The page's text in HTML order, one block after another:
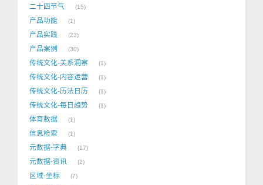
二十四节气 15
产品功能 1
产品实践 23
产品案例 30
传统文化-关系洞察 1
传统文化-内容运营 1
传统文化-历法日历 1
传统文化-每日趋势 1
体育数据 1
信息检索 1
元数据-字典 17
元数据-资讯 2
区域-坐标 7